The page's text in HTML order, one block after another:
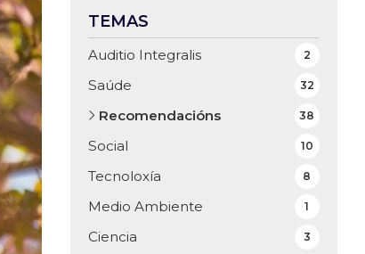
TEMAS
Auditio Integralis 2
Saúde 32
Recomendacións 38
Social 10
Tecnoloxía 8
Medio Ambiente 1
Ciencia 3